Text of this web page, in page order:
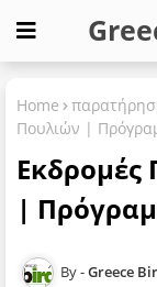
Home
Πουλιών |
|
Greece